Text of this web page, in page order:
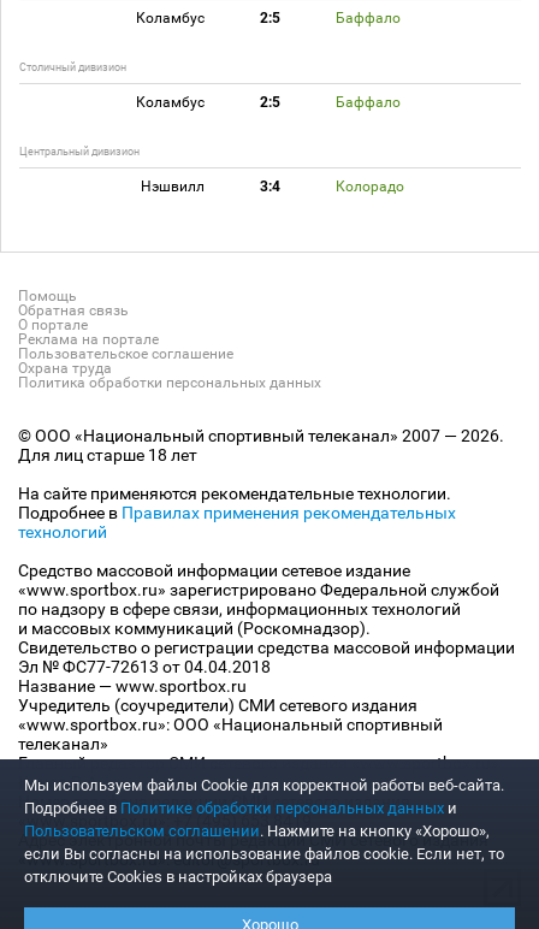
Коламбус 2:5 Баффало
Столичный дивизион
Коламбус 2:5 Баффало
Центральный дивизион
Нэшвилл 3:4 Колорадо
Помощь
Обратная связь
О портале
Реклама на портале
Пользовательское соглашение
Охрана труда
Политика обработки персональных данных
© ООО «Национальный спортивный телеканал» 2007 — 2026.
Для лиц старше 18 лет
На сайте применяются рекомендательные технологии.
Подробнее в Правилах применения рекомендательных
технологий
Средство массовой информации сетевое издание
«www.sportbox.ru» зарегистрировано Федеральной службой
по надзору в сфере связи, информационных технологий
и массовых коммуникаций (Роскомнадзор).
Свидетельство о регистрации средства массовой информации
Эл № ФС77-72613 от 04.04.2018
Название — www.sportbox.ru
Учредитель (соучредители) СМИ сетевого издания
«www.sportbox.ru»: ООО «Национальный спортивный
телеканал»
Главный редактор СМИ сетевого издания «www.sportbox.ru»:
Конов В.А.
Номер телефона редакции СМИ сетевого издания
«www.sportbox.ru»: +7 (495) 653 8419
Адрес электронной почты редакции СМИ сетевого издания
«www.sportbox.ru»: editor@sportbox.ru
Мы используем файлы Сookie для корректной работы веб-сайта.
Подробнее в Политике обработки персональных данных и
Пользовательском соглашении. Нажмите на кнопку «Хорошо»,
если Вы согласны на использование файлов cookie. Если нет, то
отключите Cookies в настройках браузера
Хорошо